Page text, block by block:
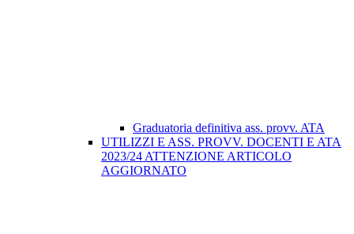
Graduatoria definitiva ass. provv. ATA
UTILIZZI E ASS. PROVV. DOCENTI E ATA
2023/24 ATTENZIONE ARTICOLO
AGGIORNATO